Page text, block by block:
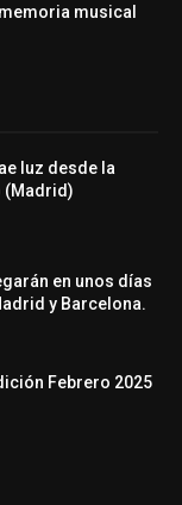
musical
luz desde la
(Madrid)
en unos días
y Barcelona.
Febrero 2025